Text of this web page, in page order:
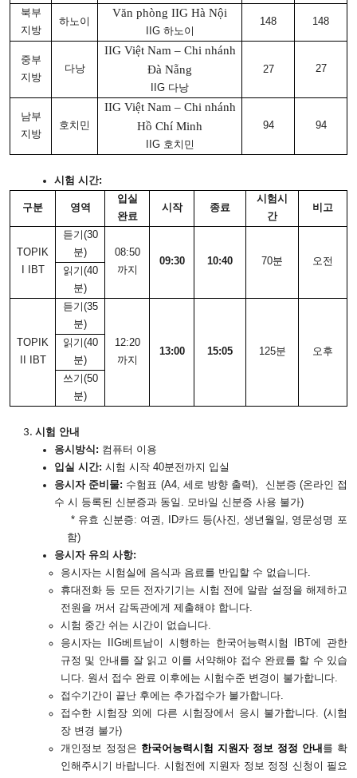
북부
지방
하노이
Văn phòng IIG Hà Nội
IIG 하노이
148 148
중부
지방
다낭
IIG Việt Nam – Chi nhánh
Đà Nẵng
IIG 다낭
27 27
남부
지방
호치민
IIG Việt Nam – Chi nhánh
Hồ Chí Minh
IIG 호치민
94 94
시험 시간:
구분 영역
입실
완료
시작 종료
시험시
간
비고
TOPIK
I IBT
듣기 (30
분)
08:50
까지
09:30 10:40 70분
오전
읽기 (40
분)
TOPIK
II IBT
듣기 (35
분)
12:20
까지
13:00 15:05 125분 오후
읽기 (40
분)
쓰기 (50
분)
시험 안내
응시방식: 컴퓨터 이용
입실 시간: 시험 시작 40분전까지 입실
응시자 준비물: 수험표 (A4, 세로 방향 출력), 신분증 (온라인 접
수 시 등록된 신분증과 동일. 모바일 신분증 사용 불가)
* 유효 신분증: 여권, ID카드 등(사진, 생년월일, 영문성명 포
함)
응시자 유의 사항:
응시자는 시험실에 음식과 음료를 반입할 수 없습니다.
휴대전화 등 모든 전자기기는 시험 전에 알람 설정을 해제하고
전원을 꺼서 감독관에게 제출해야 합니다.
시험 중간 쉬는 시간이 없습니다.
응시자는
IIG베트남이 시행하는 한국어능력시험 IBT에 관한
규정 및 안내를 잘 읽고 이를 서약해야 접수 완료를 할 수 있습
니다. 원서 접수 완료 이후에는 시험수준 변경이 불가합니다.
접수기간이 끝난 후에는 추가접수가 불가합니다.
접수한 시험장 외에 다른 시험장에서 응시 불가합니다. (시험
장 변경 불가)
개인정보 정정은 한국어능력시험 지원자 정보 정정 안내 를 확
인해주시기 바랍니다. 시험전에 지원자 정보 정정 신청이 필요